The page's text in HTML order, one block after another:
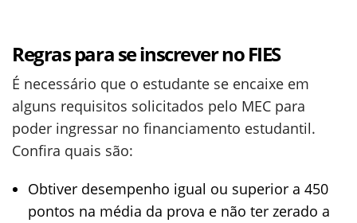
Regras para se inscrever no FIES
É necessário que o estudante se encaixe em
alguns requisitos solicitados pelo MEC para
poder ingressar no financiamento estudantil.
Confira quais são:
Obtiver desempenho igual ou superior a 450
pontos na média da prova e não ter zerado a